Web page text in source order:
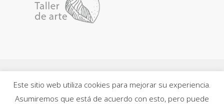
Contacto Acerca de la Arponera
Política de cookies
Política de privacidad
Aviso legal Mapa web
Este sitio web utiliza cookies para mejorar su experiencia.
Asumiremos que está de acuerdo con esto, pero puede